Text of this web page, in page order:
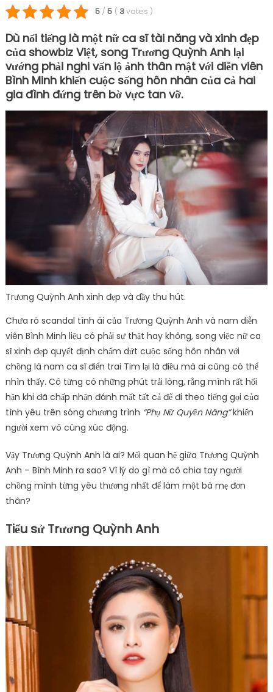
5 / 5 ( 3 votes )
Dù nổi tiếng là một nữ ca sĩ tài năng và xinh đẹp
của showbiz Việt, song Trương Quỳnh Anh lại
vướng phải nghi vấn lộ ảnh thân mật với diễn viên
Bình Minh khiến cuộc sống hôn nhân của cả hai
gia đình đứng trên bờ vực tan vỡ.
Trương Quỳnh Anh xinh đẹp và đầy thu hút.
Chưa rõ scandal tình ái của Trương Quỳnh Anh và nam diễn
viên Bình Minh liệu có phải sự thật hay không, song việc nữ ca
sĩ xinh đẹp quyết định chấm dứt cuộc sống hôn nhân với
chồng là nam ca sĩ điển trai Tim lại là điều mà ai cũng có thể
nhìn thấy. Cô từng có những phút trải lòng, rằng mình rất hối
hận khi đã chấp nhận đánh mất tất cả để đi theo tiếng gọi của
tình yêu trên sóng chương trình “Phụ Nữ Quyền Năng”khiến
người xem vô cùng xúc động.
Vậy Trương Quỳnh Anh là ai? Mối quan hệ giữa Trương Quỳnh
Anh – Bình Minh ra sao? Vì lý do gì mà cô chia tay người
chồng mình từng yêu thương nhất để làm một bà mẹ đơn
thân?
Tiểu sử Trương Quỳnh Anh